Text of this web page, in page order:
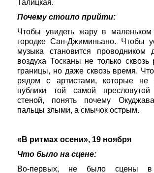
Талицкая.
Почему стоило прийти:
Чтобы увидеть жару в маленьком
городке Сан-Джиминьано. Чтобы
музыка становится проводником
воздуха Тосканы не только сквозь
границы, но даже сквозь время.
рядом с артистами, которые не
публики той самой пресловутой
стеной, понять почему
пальцы злыми, а смычок острым.
«В ритмах осени», 19 ноября
Что было на сцене:
Во-первых, не было сцены в